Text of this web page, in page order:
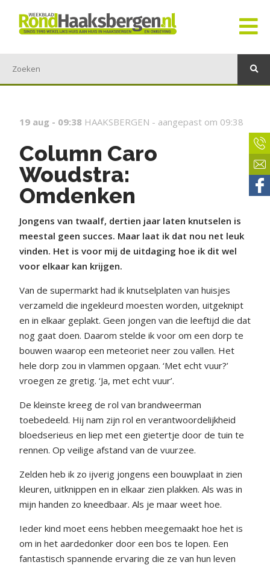
19 aug - 09:38 HAAKSBERGEN - aangepast om 09:38
Column Caro
Woudstra:
Omdenken
Jongens van twaalf, dertien jaar laten knutselen is
meestal geen succes. Maar laat ik dat nou net leuk
vinden. Het is voor mij de uitdaging hoe ik dit wel
voor elkaar kan krijgen.
Van de supermarkt had ik knutselplaten van huisjes
verzameld die ingekleurd moesten worden, uitgeknipt
en in elkaar geplakt. Geen jongen van die leeftijd die dat
nog gaat doen. Daarom stelde ik voor om een dorp te
bouwen waarop een meteoriet neer zou vallen. Het
hele dorp zou in vlammen opgaan. ‘Met echt vuur?’
vroegen ze gretig. ‘Ja, met echt vuur’.
De kleinste kreeg de rol van brandweerman
toebedeeld. Hij nam zijn rol en verantwoordelijkheid
bloedserieus en liep met een gietertje door de tuin te
rennen. Op veilige afstand van de vuurzee.
Zelden heb ik zo ijverig jongens een bouwplaat in zien
kleuren, uitknippen en in elkaar zien plakken. Als was in
mijn handen zo kneedbaar. Als je maar weet hoe.
Ieder kind moet eens hebben meegemaakt hoe het is
om in het aardedonker door een bos te lopen. Een
fantastisch spannende ervaring die ze van hun leven